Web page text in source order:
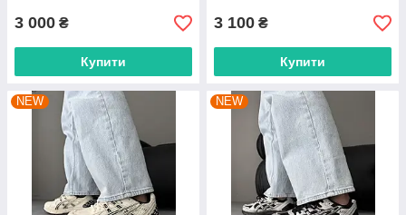
3 000 ₴
Купити
3 100 ₴
Купити
NEW NEW